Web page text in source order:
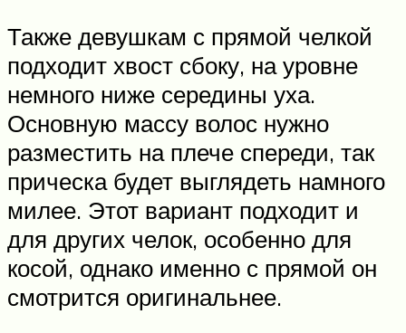
Также девушкам с прямой челкой
подходит хвост сбоку, на уровне
немного ниже середины уха.
Основную массу волос нужно
разместить на плече спереди, так
прическа будет выглядеть намного
милее. Этот вариант подходит и
для других челок, особенно для
косой, однако именно с прямой он
смотрится оригинальнее.